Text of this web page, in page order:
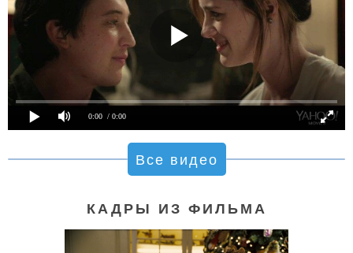
0:00 / 0:00
Все видео
КАДРЫ ИЗ ФИЛЬМА